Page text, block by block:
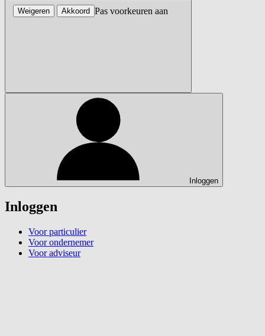
Inloggen
Inloggen
Voor particulier
Voor ondernemer
Voor adviseur
Pas voorkeuren aan
Weigeren Akkoord